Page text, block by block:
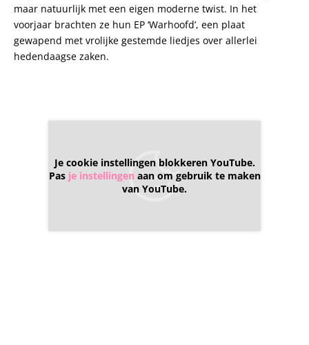
maar natuurlijk met een eigen moderne twist. In het
voorjaar brachten ze hun EP ‘Warhoofd’, een plaat
gewapend met vrolijke gestemde liedjes over allerlei
hedendaagse zaken.
Je cookie instellingen blokkeren YouTube.
Pas je instellingen aan om gebruik te maken
van YouTube.